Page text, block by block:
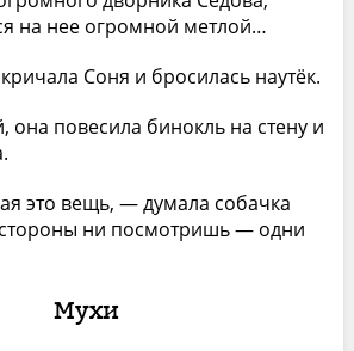
на нее огромной метлой…
Соня и бросилась наутёк.
повесила бинокль на стену и
это вещь, — думала собачка
ни посмотришь — одни
Мухи